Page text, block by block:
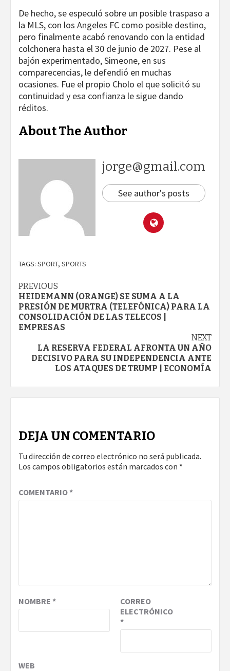
De hecho, se especuló sobre un posible traspaso a
la MLS, con los Angeles FC como posible destino,
pero finalmente acabó renovando con la entidad
colchonera hasta el 30 de junio de 2027. Pese al
bajón experimentado, Simeone, en sus
comparecencias, le defendió en muchas
ocasiones. Fue el propio Cholo el que solicitó su
continuidad y esa confianza le sigue dando
réditos.
About The Author
jorge@gmail.com
See author's posts
TAGS: SPORT, SPORTS
Continue
Reading
PREVIOUS
HEIDEMANN (ORANGE) SE SUMA A LA
PRESIÓN DE MURTRA (TELEFÓNICA) PARA LA
CONSOLIDACIÓN DE LAS TELECOS |
EMPRESAS
NEXT
LA RESERVA FEDERAL AFRONTA UN AÑO
DECISIVO PARA SU INDEPENDENCIA ANTE
LOS ATAQUES DE TRUMP | ECONOMÍA
DEJA UN COMENTARIO
Tu dirección de correo electrónico no será publicada.
Los campos obligatorios están marcados con *
COMENTARIO*
NOMBRE *
CORREO
ELECTRÓNICO
*
WEB